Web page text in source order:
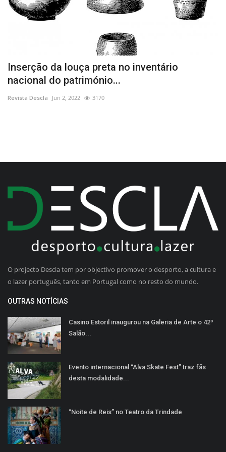
Inserção da louça preta no inventário
nacional do património...
Revista Descla Jun 2, 2022 3170
O projecto Descla tem por objectivo promover o desporto, a cultura e
o lazer português, tanto em Portugal como no resto do mundo.
OUTRAS NOTÍCIAS
Casino Estoril inaugurou na Galeria de Arte o 42º
Salão...
Evento internacional “Alva Skate Fest” traz fãs
desta modalidade...
“Noite de Reis” no Teatro da Trindade